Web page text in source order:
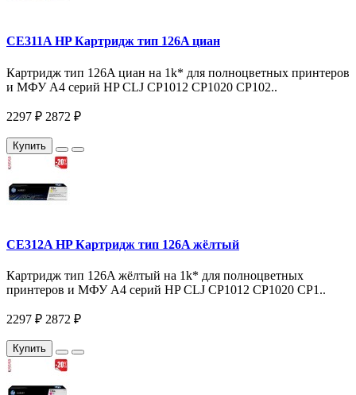
CE311A HP Картридж тип 126A циан
Картридж тип 126A циан на 1k* для полноцветных принтеров
и МФУ A4 серий HP CLJ CP1012 CP1020 CP102..
2297 ₽ 2872 ₽
Купить
CE312A HP Картридж тип 126A жёлтый
Картридж тип 126A жёлтый на 1k* для полноцветных
принтеров и МФУ A4 серий HP CLJ CP1012 CP1020 CP1..
2297 ₽ 2872 ₽
Купить